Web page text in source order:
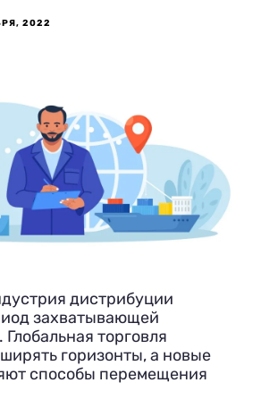
2022
дистрибуции
захватывающей
торговля
горизонты, а новые
способы перемещения